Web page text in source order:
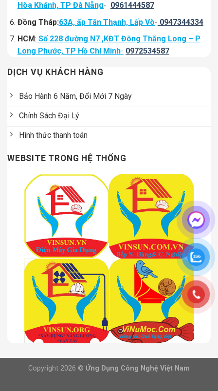
Hòa Khánh, TP Đà Nẵng- 0961444587
Đồng Tháp:63A, ấp Tân Thạnh, Lấp Vò- 0947344334
HCM: Số 228 đường N7 ,KĐT Đông Thăng Long – P
Long Phước, TP Hồ Chí Minh- 0972534587
DỊCH VỤ KHÁCH HÀNG
Bảo Hành 6 Năm, Đổi Mới 7 Ngày
Chính Sách Đại Lý
Hình thức thanh toán
WEBSITE TRONG HỆ THỐNG
Copyright 2026 © Ứng Dụng Công Nghệ Việt Nam